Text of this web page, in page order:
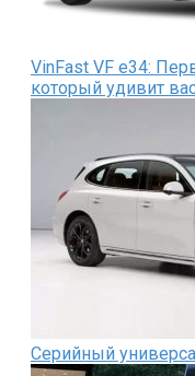
VinFast VF e34:
который удивит
Серийный